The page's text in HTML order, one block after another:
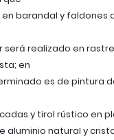
barandal y faldones
será realizado en
en
es de pintura
y tirol rústico en
aluminio natural y